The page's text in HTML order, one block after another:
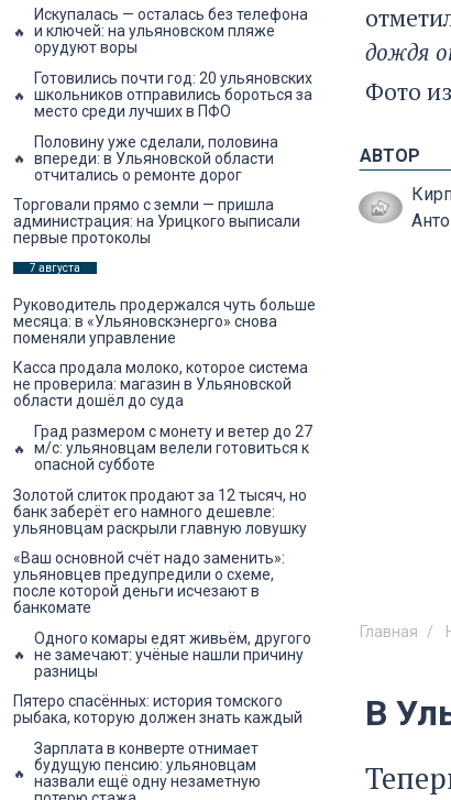
дождя
Фото
АВТОР
Главная
В
Искупалась — осталась без телефона
и ключей: на ульяновском пляже
орудуют воры
Готовились почти год: 20 ульяновских
школьников отправились бороться за
место среди лучших в ПФО
Половину уже сделали, половина
впереди: в Ульяновской области
отчитались о ремонте дорог
Торговали прямо с земли — пришла
администрация: на Урицкого выписали
первые протоколы
7 августа
Руководитель продержался чуть больше
месяца: в «Ульяновскэнерго» снова
поменяли управление
Касса продала молоко, которое система
не проверила: магазин в Ульяновской
области дошёл до суда
Град размером с монету и ветер до 27
м/с: ульяновцам велели готовиться к
опасной субботе
Золотой слиток продают за 12 тысяч, но
банк заберёт его намного дешевле:
ульяновцам раскрыли главную ловушку
«Ваш основной счёт надо заменить»:
ульяновцев предупредили о схеме,
после которой деньги исчезают в
банкомате
Одного комары едят живьём, другого
не замечают: учёные нашли причину
разницы
Пятеро спасённых: история томского
рыбака, которую должен знать каждый
Зарплата в конверте отнимает
будущую пенсию: ульяновцам
назвали ещё одну незаметную